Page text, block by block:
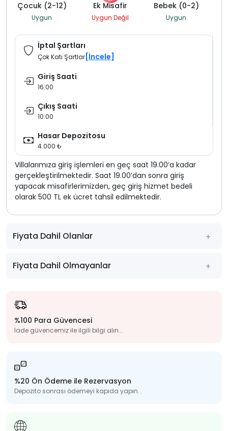
Çocuk (2-12)
Uygun
Ek Misafir
Uygun Değil
Bebek (0-2)
Uygun
İptal Şartları
Çok Katı Şartlar [İncele]
Giriş Saati
16:00
Çıkış Saati
10:00
Hasar Depozitosu
4.000 ₺
Villalarımıza giriş işlemleri en geç saat 19.00’a kadar
gerçekleştirilmektedir. Saat 19.00’dan sonra giriş
yapacak misafirlerimizden, geç giriş hizmet bedeli
olarak 500 TL ek ücret tahsil edilmektedir.
Fiyata Dahil Olanlar
Fiyata Dahil Olmayanlar
%100 Para Güvencesi
İade güvencemiz ile ilgili bilgi alın...
%20 Ön Ödeme ile Rezervasyon
Depozito sonrası ödemeyi kapıda yapın...